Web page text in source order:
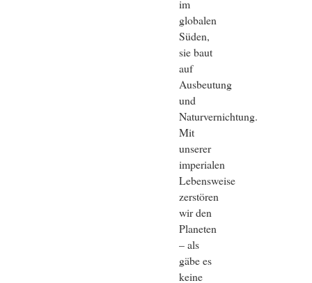
im
globalen
Süden,
sie baut
auf
Ausbeutung
und
Naturvernichtung.
Mit
unserer
imperialen
Lebensweise
zerstören
wir den
Planeten
– als
gäbe es
keine